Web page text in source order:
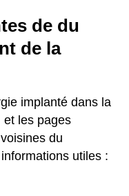
de du
de la
implanté dans la
et les pages
du
utiles :